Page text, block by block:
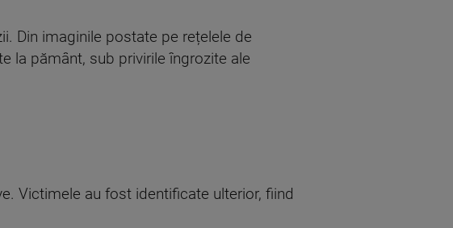
Din imaginile postate pe rețelele de
la pământ, sub privirile îngrozite ale
Victimele au fost identificate ulterior, fiind